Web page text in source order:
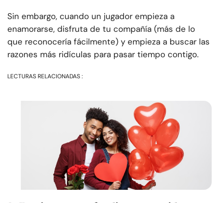
Sin embargo, cuando un jugador empieza a
enamorarse, disfruta de tu compañía (más de lo
que reconocería fácilmente) y empieza a buscar las
razones más ridículas para pasar tiempo contigo.
LECTURAS RELACIONADAS :